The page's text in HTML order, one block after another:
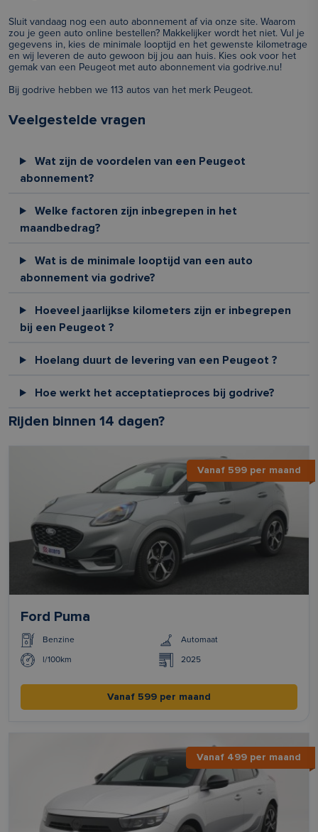
Sluit vandaag nog een auto abonnement af via onze site. Waarom
zou je geen auto online bestellen? Makkelijker wordt het niet. Vul je
gegevens in, kies de minimale looptijd en het gewenste kilometrage
en wij leveren de auto gewoon bij jou aan huis. Kies ook voor het
gemak van een Peugeot met auto abonnement via godrive.nu!
Bij godrive hebben we 113 autos van het merk Peugeot.
Veelgestelde vragen
Wat zijn de voordelen van een Peugeot
abonnement?
Welke factoren zijn inbegrepen in het
maandbedrag?
Wat is de minimale looptijd van een auto
abonnement via godrive?
Hoeveel jaarlijkse kilometers zijn er inbegrepen
bij een Peugeot ?
Hoelang duurt de levering van een Peugeot ?
Hoe werkt het acceptatieproces bij godrive?
Rijden binnen 14 dagen?
Vanaf 599 per maand
Ford Puma
Benzine Automaat
l/100km 2025
Vanaf 599 per maand
Vanaf 499 per maand